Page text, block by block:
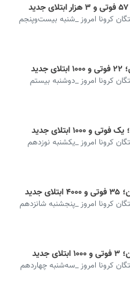
کرونا امروز _شنبه بیست‌وپنجم
کرونا امروز _دوشنبه بیستم
کرونا امروز _یکشنبه نوزدهم
کرونا امروز _پنجشنبه شانزدهم
کرونا امروز _سه‌شنبه چهاردهم